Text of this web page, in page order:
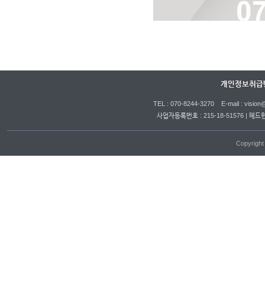
개인정보취급
TEL : 070-8244-3270 E-mail :
사업자등록번호 : 215-18-51576 | 헤드